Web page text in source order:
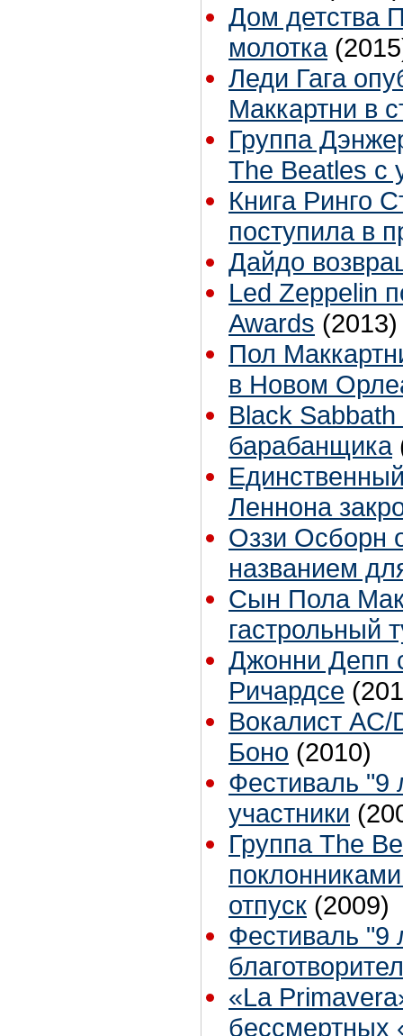
Дом детства
молотка
Леди Гага
Маккартни в
Группа
The Beatles с
Книга Ринго
поступила в
Дайдо
Led Zeppelin
Awards (2013)
Пол
в Новом
Black Sabbath
барабанщика
Леннона
Оззи Осборн
названием
Сын Пола
гастрольный
Джонни Депп
Ричардсе
Вокалист AC/
Боно (2010)
Фестиваль "9
участники
Группа The
отпуск (2009)
Фестиваль "9
«La
бессмертных